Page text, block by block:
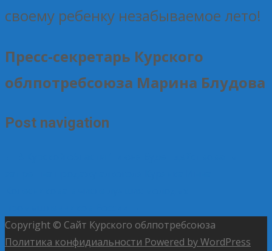
своему ребенку незабываемое лето!
Пресс-секретарь Курского
облпотребсоюза Марина Блудова
Post navigation
Copyright © Сайт Курского облпотребсоюза
Политика конфидиальности Powered by WordPress